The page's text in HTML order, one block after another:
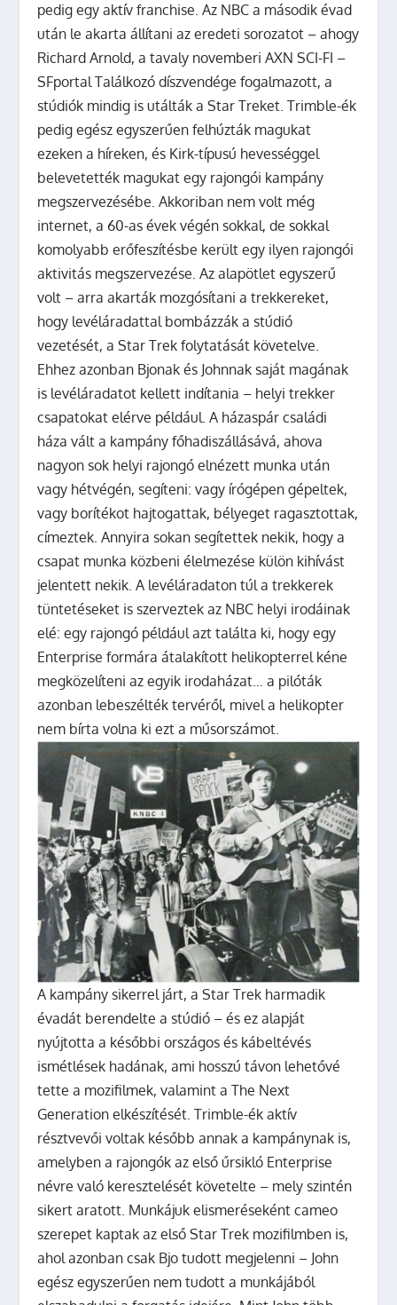
pedig egy aktív franchise. Az NBC a második évad
után le akarta állítani az eredeti sorozatot – ahogy
Richard Arnold, a tavaly novemberi AXN SCI-FI –
SFportal Találkozó díszvendége fogalmazott, a
stúdiók mindig is utálták a Star Treket. Trimble-ék
pedig egész egyszerűen felhúzták magukat
ezeken a híreken, és Kirk-típusú hevességgel
belevetették magukat egy rajongói kampány
megszervezésébe. Akkoriban nem volt még
internet, a 60-as évek végén sokkal, de sokkal
komolyabb erőfeszítésbe került egy ilyen rajongói
aktivitás megszervezése. Az alapötlet egyszerű
volt – arra akarták mozgósítani a trekkereket,
hogy levéláradattal bombázzák a stúdió
vezetését, a Star Trek folytatását követelve.
Ehhez azonban Bjonak és Johnnak saját magának
is levéláradatot kellett indítania – helyi trekker
csapatokat elérve például. A házaspár családi
háza vált a kampány főhadiszállásává, ahova
nagyon sok helyi rajongó elnézett munka után
vagy hétvégén, segíteni: vagy írógépen gépeltek,
vagy borítékot hajtogattak, bélyeget ragasztottak,
címeztek. Annyira sokan segítettek nekik, hogy a
csapat munka közbeni élelmezése külön kihívást
jelentett nekik. A levéláradaton túl a trekkerek
tüntetéseket is szerveztek az NBC helyi irodáinak
elé: egy rajongó például azt találta ki, hogy egy
Enterprise formára átalakított helikopterrel kéne
megközelíteni az egyik irodaházat… a pilóták
azonban lebeszélték tervéről, mivel a helikopter
nem bírta volna ki ezt a műsorszámot.
A kampány sikerrel járt, a Star Trek harmadik
évadát berendelte a stúdió – és ez alapját
nyújtotta a későbbi országos és kábeltévés
ismétlések hadának, ami hosszú távon lehetővé
tette a mozifilmek, valamint a The Next
Generation elkészítését. Trimble-ék aktív
résztvevői voltak később annak a kampánynak is,
amelyben a rajongók az első űrsikló Enterprise
névre való keresztelését követelte – mely szintén
sikert aratott. Munkájuk elismeréseként cameo
szerepet kaptak az első Star Trek mozifilmben is,
ahol azonban csak Bjo tudott megjelenni – John
egész egyszerűen nem tudott a munkájából